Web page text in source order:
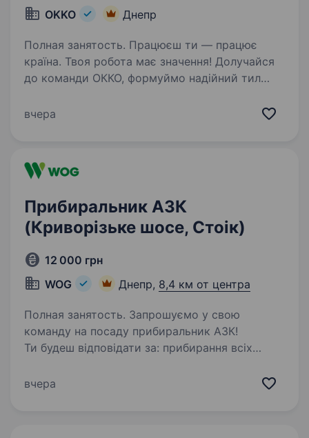
OKKO
Днепр
Полная занятость. Працюєш ти — працює
країна. Твоя робота має значення! Долучайся
до команди ОККО, формуймо надійний тил
ПРИБИРАЛЬНИЦЮ! Приєднуйся, бо ми:
вчера
Прибиральник АЗК
(Криворізьке шосе, Стоік)
12 000 грн
WOG
Днепр, 8,4 км от центра
Полная занятость. Запрошуємо у свою
команду на посаду прибиральник АЗК!
Ти будеш відповідати за: прибирання всіх
компанії WOG (торговий зал, санвузол, касова
вчера